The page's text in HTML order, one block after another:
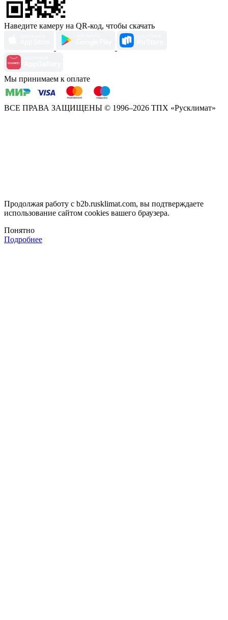
Наведите камеру на QR-код, чтобы скачать
Мы принимаем к оплате
ВСЕ ПРАВА ЗАЩИЩЕНЫ © 1996–2026 ТПХ «Русклимат»
Продолжая работу с b2b.rusklimat.com, вы подтверждаете
использование сайтом cookies вашего браузера.
Понятно
Подробнее